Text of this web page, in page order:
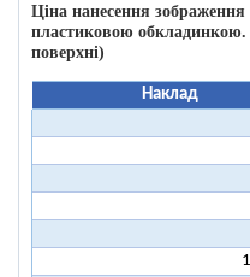
Ціна нанесення
пластиковою
поверхні)
Наклад